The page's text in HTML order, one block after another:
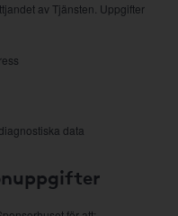
av Tjänsten. Uppgifter
data